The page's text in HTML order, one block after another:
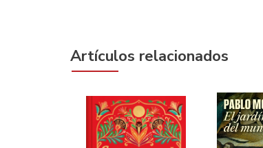
Artículos relacionados